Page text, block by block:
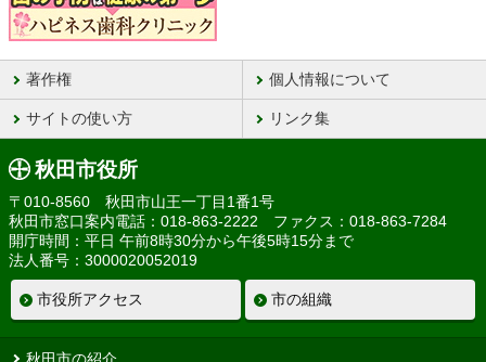
著作権 個人情報について
サイトの使い方 リンク集
秋田市役所
〒010-8560 秋田市山王一丁目1番1号
秋田市窓口案内電話：018-863-2222 ファクス：018-863-7284
開庁時間：平日 午前8時30分から午後5時15分まで
法人番号：3000020052019
市役所アクセス 市の組織